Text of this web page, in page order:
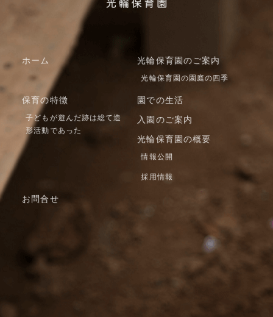
ホーム 光輪保育園のご案内
光輪保育園の園庭の四季
保育の特徴
子どもが遊んだ跡は総て造
形活動であった
園での生活
入園のご案内
光輪保育園の概要
情報公開
採用情報
お問合せ